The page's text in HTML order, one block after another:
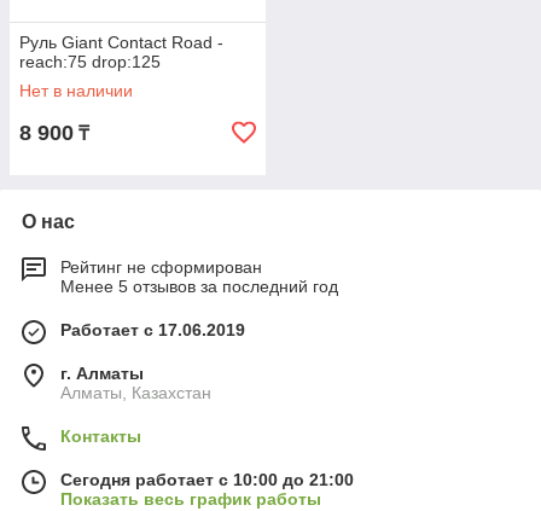
Руль Giant Contact Road -
reach:75 drop:125
Нет в наличии
8 900 ₸
О нас
Рейтинг не сформирован
Менее 5 отзывов за последний год
Работает с 17.06.2019
г. Алматы
Алматы, Казахстан
Контакты
Сегодня работает с 10:00 до 21:00
Показать весь график работы